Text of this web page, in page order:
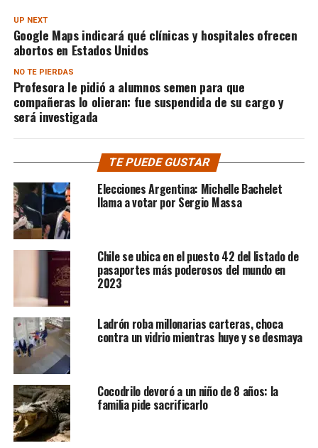
UP NEXT
Google Maps indicará qué clínicas y hospitales ofrecen
abortos en Estados Unidos
NO TE PIERDAS
Profesora le pidió a alumnos semen para que
compañeras lo olieran: fue suspendida de su cargo y
será investigada
TE PUEDE GUSTAR
Elecciones Argentina: Michelle Bachelet
llama a votar por Sergio Massa
Chile se ubica en el puesto 42 del listado de
pasaportes más poderosos del mundo en
2023
Ladrón roba millonarias carteras, choca
contra un vidrio mientras huye y se desmaya
Cocodrilo devoró a un niño de 8 años: la
familia pide sacrificarlo